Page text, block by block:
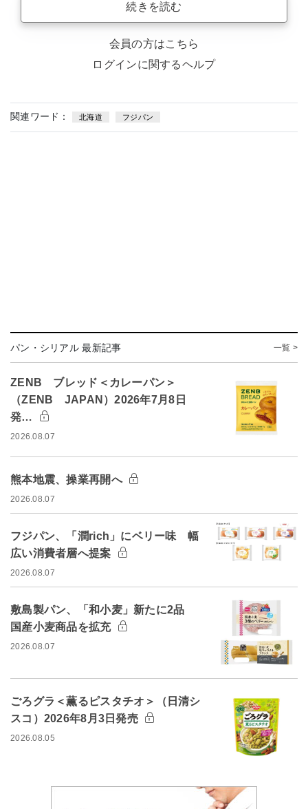
続きを読む
会員の方はこちら
ログインに関するヘルプ
関連ワード： 北海道 フジパン
パン・シリアル 最新記事 一覧 >
ZENB ブレッド＜カレーパン＞
（ZENB JAPAN）2026年7月8日
発…
2026.08.07
熊本地震、操業再開へ
2026.08.07
フジパン、「潤rich」にベリー味 幅
広い消費者層へ提案
2026.08.07
敷島製パン、「和小麦」新たに2品
国産小麦商品を拡充
2026.08.07
ごろグラ＜薫るピスタチオ＞（日清シ
スコ）2026年8月3日発売
2026.08.05